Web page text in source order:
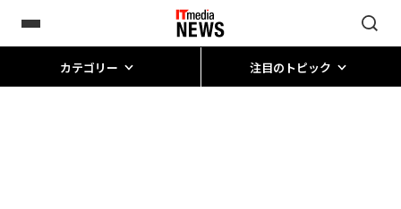
カテゴリー 注目のトピック